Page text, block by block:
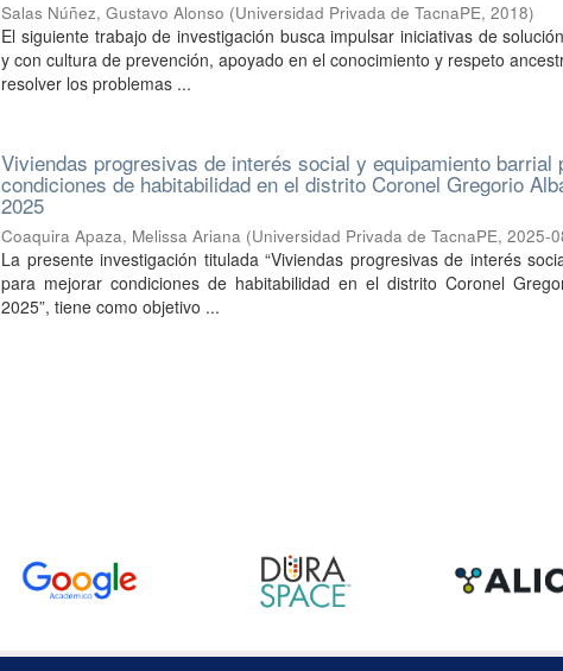
Salas Núñez, Gustavo Alonso (Universidad Privada de TacnaPE,2018)
El siguiente trabajo de investigación busca impulsar iniciativas de
y con cultura de prevención, apoyado en el conocimiento y respeto
resolver los problemas ...
Viviendas progresivas de interés social y equipamiento barrial
condiciones de habitabilidad en el distrito Coronel Gregorio
2025
Coaquira Apaza, Melissa Ariana (Universidad Privada de TacnaPE,2025-
La presente investigación titulada “Viviendas progresivas de interés
para mejorar condiciones de habitabilidad en el distrito Coronel
2025”, tiene como objetivo ...